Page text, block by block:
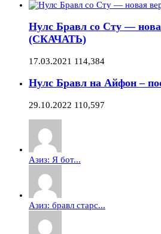
Нулс Бравл со Сту —
(СКАЧАТЬ)
17.03.2021 114,384
Нулс Бравл на Айфон –
29.10.2022 110,597
Азиз: Я бот...
Азиз: бравл старс...